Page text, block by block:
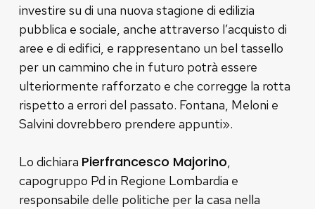
investire su di una nuova stagione di edilizia
pubblica e sociale, anche attraverso l’acquisto di
aree e di edifici, e rappresentano un bel tassello
per un cammino che in futuro potrà essere
ulteriormente rafforzato e che corregge la rotta
rispetto a errori del passato. Fontana, Meloni e
Salvini dovrebbero prendere appunti».
Lo dichiara Pierfrancesco Majorino,
capogruppo Pd in Regione Lombardia e
responsabile delle politiche per la casa nella